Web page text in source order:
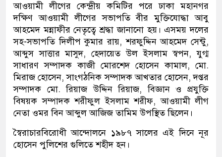
আওয়ামী লীগের কেন্দ্রীয় কমিটির পরে ঢাকা মহানগর
দক্ষিণ আওয়ামী লীগের সভাপতি বীর মুক্তিযোদ্ধা আবু
আহমেদ মন্নাফীর নেতৃত্বে শ্রদ্ধা জানানো হয়। এসময় দলের
সহ-সভাপতি দিলীপ কুমার রায়, শরফুদ্দিন আহমেদ সেন্টু,
আব্দুস সাত্তার মাসুদ, হেদায়েত উল ইসলাম স্বপন, যুগ্ম
সাধারণ সম্পাদক কাজী মোরশেদ হোসেন কামাল, মো.
মিরাজ হোসেন, সাংগঠনিক সম্পাদক আখতার হোসেন, দপ্তর
সম্পাদক মো. রিয়াজ উদ্দিন রিয়াজ, বিজ্ঞান ও প্রযুক্তি
বিষয়ক সম্পাদক শরীফুল ইসলাম শরীফ, আওয়ামী লীগ
নেতা ওমর বিন আব্দুল আজিজ তামিম উপস্থিত ছিলেন।
স্বৈরাচারবিরোধী আন্দোলনে ১৯৮৭ সালের এই দিনে নূর
হোসেন পুলিশের গুলিতে শহীদ হন।